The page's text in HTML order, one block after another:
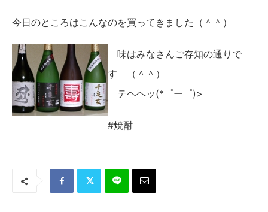
今日のところはこんなのを買ってきました（＾＾）
味はみなさんご存知の通りで
す （＾＾）
テヘヘッ(*゜ー゜)>
#焼酎